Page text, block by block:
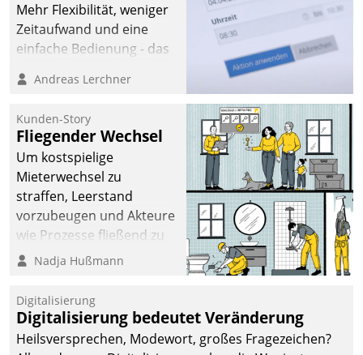
Mehr Flexibilität, weniger
Zeitaufwand und eine
einfache Bedienung - das
Cockpit für mobile
Datatrain. Die meravis
Wohnungsbau- und
Immobilien GmbH hat
sich dabei für den Betrieb
der Lösung über die SAP
Cloud Platform
entschieden - als erstes
Unternehmen am
Andreas Lerchner
Kunden-Story
Fliegender Wechsel
Um kostspielige
Mieterwechsel zu
straffen, Leerstand
vorzubeugen und Akteure
wie Prozesse fließend zu
vernetzen, nutzt die
Jahresbeginn eine
Überblick, Einsicht und
Eingriff bietende Lösung.
Nadja Hußmann
Digitalisierung
Digitalisierung bedeutet Veränderung
Heilsversprechen, Modewort, großes Fragezeichen?